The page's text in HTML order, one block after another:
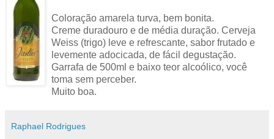
Coloração amarela turva, bem bonita.
Creme duradouro e de média duração. Cerveja
Weiss (trigo) leve e refrescante, sabor frutado e
levemente adocicada, de fácil degustação.
Garrafa de 500ml e baixo teor alcoólico, você
toma sem perceber.
Muito boa.
Raphael Rodrigues